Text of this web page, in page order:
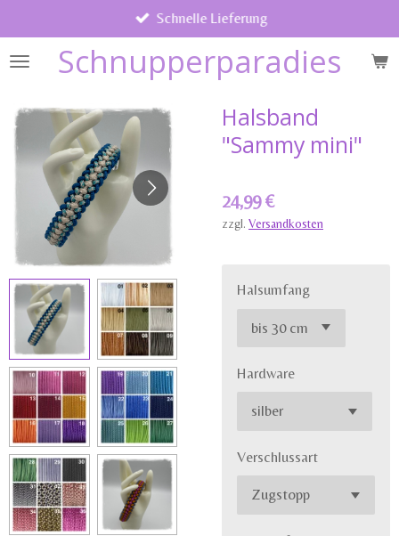
Hauptinhalt
springenSchnupperparadies
Schnelle Lieferung
Halsband
"Sammy mini"
24,99 €
zzgl. Versandkosten
Halsumfang
Hardware
Verschlussart